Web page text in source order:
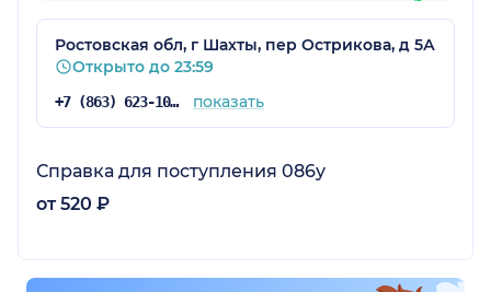
Ростовская обл, г Шахты, пер Острикова, д 5А
Открыто до 23:59
+7 (863) 623-10-74 показать
Справка для поступления 086у
от 520 ₽